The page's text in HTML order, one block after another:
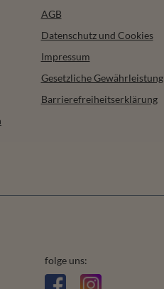
AGB
Datenschutz und Cookies
Impressum
Gesetzliche Gewährleistung
Barrierefreiheitserklärung
folge uns: